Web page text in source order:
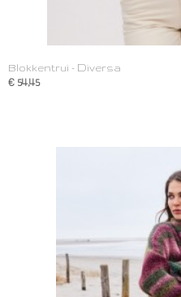
Blokkentrui - Diversa
€ 54,45